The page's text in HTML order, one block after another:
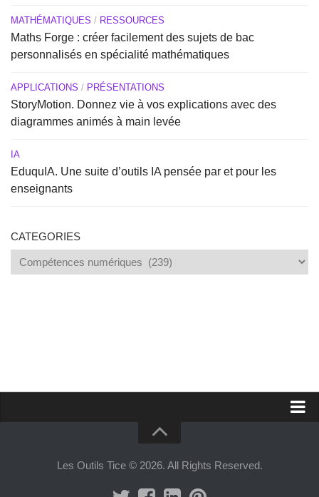
MATHÉMATIQUES / RESSOURCES
Maths Forge : créer facilement des sujets de bac
personnalisés en spécialité mathématiques
APPLICATIONS / PRÉSENTATIONS
StoryMotion. Donnez vie à vos explications avec des
diagrammes animés à main levée
IA
EduquIA. Une suite d’outils IA pensée par et pour les
enseignants
CATEGORIES
Categories
Annoncer sur Outils Tice
Abonnement Premium
Les Outils Tice © 2026. All Rights Reserved.